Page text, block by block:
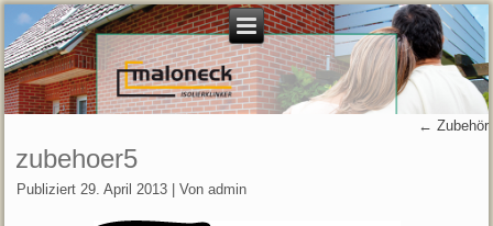
← Zubehör
zubehoer5
Publiziert 29. April 2013 |Von admin